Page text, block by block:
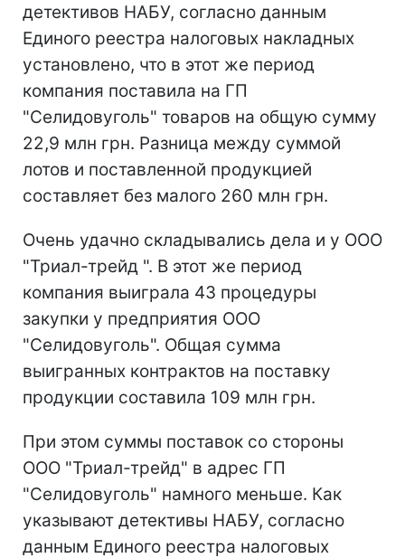
детективов НАБУ, согласно данным
Единого реестра налоговых накладных
установлено, что в этот же период
компания поставила на ГП
"Селидовуголь" товаров на общую сумму
22,9 млн грн. Разница между суммой
лотов и поставленной продукцией
составляет без малого 260 млн грн.
Очень удачно складывались дела и у ООО
"Триал-трейд ". В этот же период
компания выиграла 43 процедуры
закупки у предприятия ООО
"Селидовуголь". Общая сумма
выигранных контрактов на поставку
продукции составила 109 млн грн.
При этом суммы поставок со стороны
ООО "Триал-трейд" в адрес ГП
"Селидовуголь" намного меньше. Как
указывают детективы НАБУ, согласно
данным Единого реестра налоговых